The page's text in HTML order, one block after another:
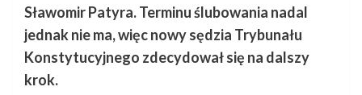
Sławomir Patyra. Terminu ślubowania nadal
jednak nie ma, więc nowy sędzia Trybunału
Konstytucyjnego zdecydował się na dalszy
krok.